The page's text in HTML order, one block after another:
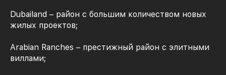
Dubailand – район с большим количеством новых
жилых проектов;
Arabian Ranches – престижный район с элитными
виллами;